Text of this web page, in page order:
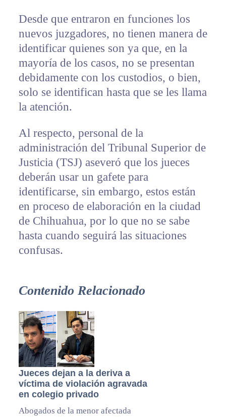
Desde que entraron en funciones los
nuevos juzgadores, no tienen manera de
identificar quienes son ya que, en la
mayoría de los casos, no se presentan
debidamente con los custodios, o bien,
solo se identifican hasta que se les llama
la atención.
Al respecto, personal de la
administración del Tribunal Superior de
Justicia (TSJ) aseveró que los jueces
deberán usar un gafete para
identificarse, sin embargo, estos están
en proceso de elaboración en la ciudad
de Chihuahua, por lo que no se sabe
hasta cuando seguirá las situaciones
confusas.
Contenido Relacionado
Jueces dejan a la deriva a
víctima de violación agravada
en colegio privado
Abogados de la menor afectada